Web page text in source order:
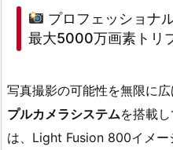
プロフェッショナ
最大5000万画素トリ
写真撮影の可能性を無限に広
プルカメラシステムを搭載
は、Light Fusion 800イメー